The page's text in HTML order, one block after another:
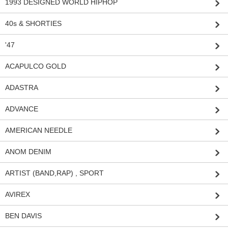
1993 DESIGNED WORLD HIPHOP
40s & SHORTIES
'47
ACAPULCO GOLD
ADASTRA
ADVANCE
AMERICAN NEEDLE
ANOM DENIM
ARTIST (BAND,RAP) , SPORT
AVIREX
BEN DAVIS